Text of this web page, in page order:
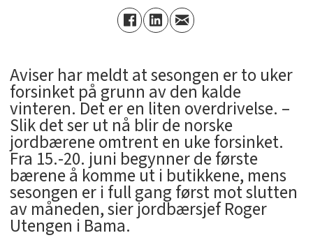
Aviser har meldt at sesongen er to uker
forsinket på grunn av den kalde
vinteren. Det er en liten overdrivelse. –
Slik det ser ut nå blir de norske
jordbærene omtrent en uke forsinket.
Fra 15.-20. juni begynner de første
bærene å komme ut i butikkene, mens
sesongen er i full gang først mot slutten
av måneden, sier jordbærsjef Roger
Utengen i Bama.